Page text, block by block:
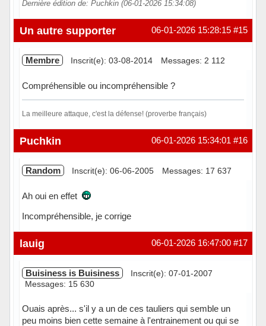
Dernière édition de: Puchkin (06-01-2026 15:34:08)
Hors ligne #15
06-01-2026 15:28:15
Un autre supporter
Membre Inscrit(e): 03-08-2014 Messages: 2 112
Compréhensible ou incompréhensible ?
La meilleure attaque, c'est la défense! (proverbe français)
Hors ligne #16
06-01-2026 15:34:01
Puchkin
Random Inscrit(e): 06-06-2005 Messages: 17 637
Ah oui en effet
Incompréhensible, je corrige
Hors ligne #17
06-01-2026 16:47:00
lauig
Buisiness is Buisiness
Inscrit(e): 07-01-2007
Messages: 15 630
Ouais après... s'il y a un de ces tauliers qui semble un
peu moins bien cette semaine à l'entrainement ou qui se